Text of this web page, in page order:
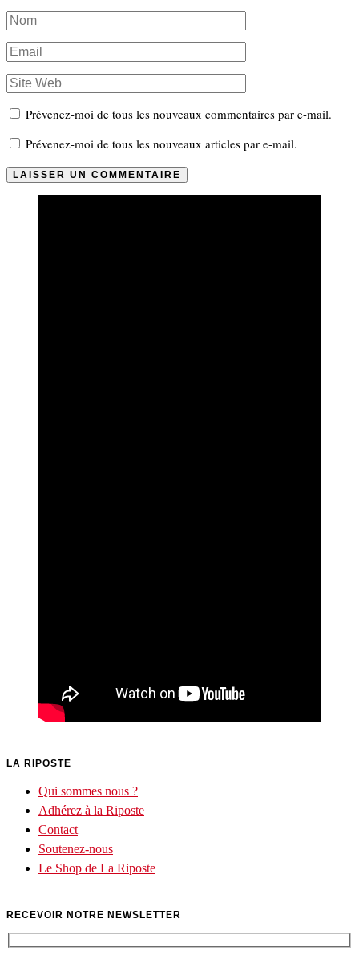
Prévenez-moi de tous les nouveaux commentaires par e-mail.
Prévenez-moi de tous les nouveaux articles par e-mail.
LA RIPOSTE
Qui sommes nous ?
Adhérez à la Riposte
Contact
Soutenez-nous
Le Shop de La Riposte
RECEVOIR NOTRE NEWSLETTER